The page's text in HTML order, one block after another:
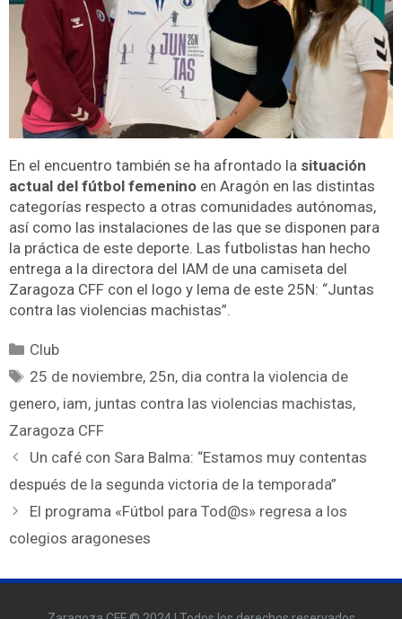
En el encuentro también se ha afrontado la situación
actual del fútbol femenino en Aragón en las distintas
categorías respecto a otras comunidades autónomas,
así como las instalaciones de las que se disponen para
la práctica de este deporte. Las futbolistas han hecho
entrega a la directora del IAM de una camiseta del
Zaragoza CFF con el logo y lema de este 25N: “Juntas
contra las violencias machistas”.
Club
25 de noviembre, 25n, dia contra la violencia de
genero, iam, juntas contra las violencias machistas,
Zaragoza CFF
Un café con Sara Balma: “Estamos muy contentas
después de la segunda victoria de la temporada”
El programa «Fútbol para Tod@s» regresa a los
colegios aragoneses